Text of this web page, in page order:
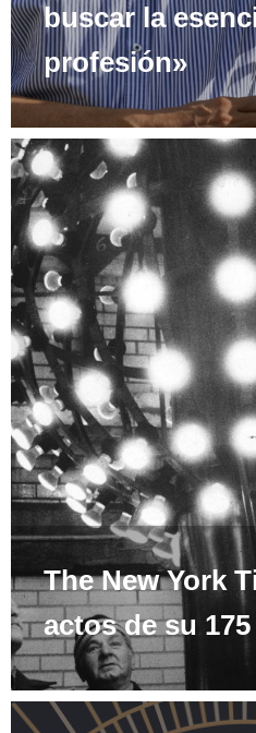
buscar la
profesión»
The New York
actos de su